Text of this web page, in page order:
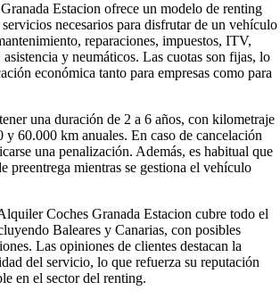
Estacion ofrece un modelo de renting
necesarios para disfrutar de un vehículo
reparaciones, impuestos, ITV,
y neumáticos. Las cuotas son fijas, lo
económica tanto para empresas como para
una duración de 2 a 6 años, con kilometraje
y 60.000 km anuales. En caso de cancelación
una penalización. Además, es habitual que
preentrega mientras se gestiona el vehículo
Coches Granada Estacion cubre todo el
Baleares y Canarias, con posibles
Las opiniones de clientes destacan la
del servicio, lo que refuerza su reputación
en el sector del renting.